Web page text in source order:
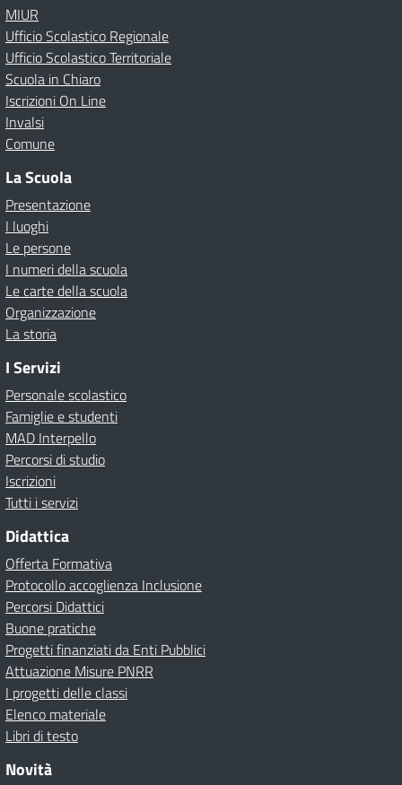
MIUR
Ufficio Scolastico Regionale
Ufficio Scolastico Territoriale
Scuola in Chiaro
Iscrizioni On Line
Invalsi
Comune
La Scuola
Presentazione
I luoghi
Le persone
I numeri della scuola
Le carte della scuola
Organizzazione
La storia
I Servizi
Personale scolastico
Famiglie e studenti
MAD Interpello
Percorsi di studio
Iscrizioni
Tutti i servizi
Didattica
Offerta Formativa
Protocollo accoglienza Inclusione
Percorsi Didattici
Buone pratiche
Progetti finanziati da Enti Pubblici
Attuazione Misure PNRR
I progetti delle classi
Elenco materiale
Libri di testo
Novità